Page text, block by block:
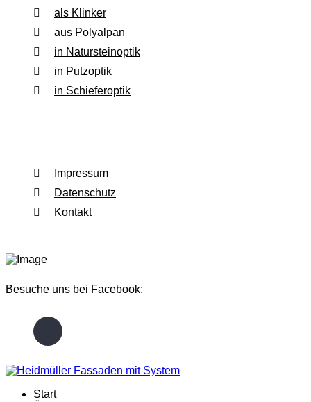
als Klinker
aus Polyalpan
in Natursteinoptik
in Putzoptik
in Schieferoptik
Impressum
Datenschutz
Kontakt
Besuche uns bei Facebook:
Start